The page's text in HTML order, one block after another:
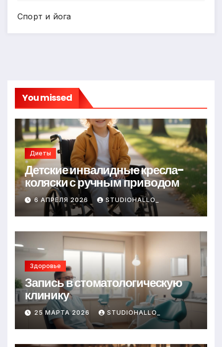
Спорт и йога
You missed
Диеты
Детские инвалидные кресла-
коляски с ручным приводом
6 АПРЕЛЯ 2026 STUDIOHALLO_
Здоровье
Запись в стоматологическую
клинику
25 МАРТА 2026 STUDIOHALLO_